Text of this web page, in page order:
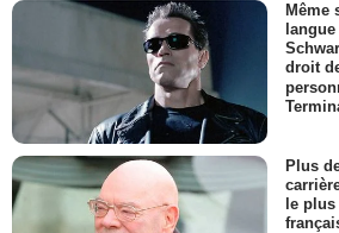
Même
droit
Plus
le